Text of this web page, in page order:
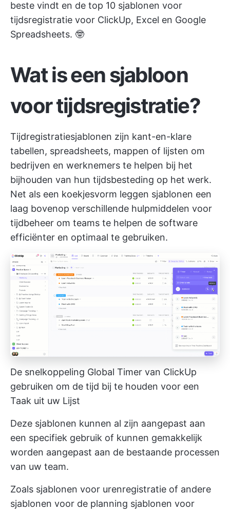
beste vindt en de top 10 sjablonen voor
tijdsregistratie voor ClickUp, Excel en Google
Spreadsheets. 🤓
Wat is een sjabloon
voor tijdsregistratie?
Tijdregistratiesjablonen zijn kant-en-klare
tabellen, spreadsheets, mappen of lijsten om
bedrijven en werknemers te helpen bij het
bijhouden van hun tijdsbesteding op het werk.
Net als een koekjesvorm leggen sjablonen een
laag bovenop verschillende hulpmiddelen voor
tijdbeheer om teams te helpen de software
efficiënter en optimaal te gebruiken.
De snelkoppeling Global Timer van ClickUp
gebruiken om de tijd bij te houden voor een
Taak uit uw Lijst
Deze sjablonen kunnen al zijn aangepast aan
een specifiek gebruik of kunnen gemakkelijk
worden aangepast aan de bestaande processen
van uw team.
Zoals sjablonen voor urenregistratie of andere
sjablonen voor de planning sjablonen voor